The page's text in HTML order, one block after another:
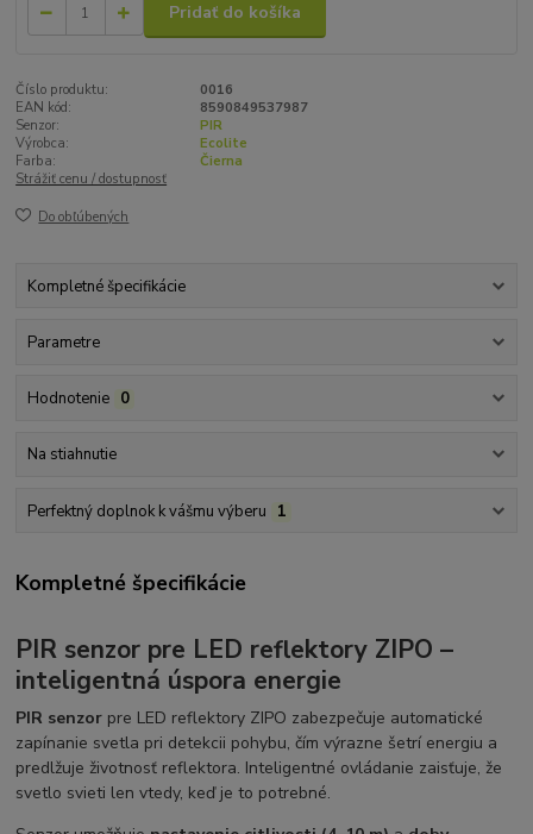
Pridať do košíka
Číslo produktu:
0016
EAN kód:
8590849537987
Senzor:
PIR
Výrobca:
Ecolite
Farba:
Čierna
Strážiť cenu / dostupnosť
Do obľúbených
Kompletné špecifikácie
Parametre
Hodnotenie 0
Na stiahnutie
Perfektný doplnok k vášmu výberu 1
Kompletné špecifikácie
PIR senzor pre LED reflektory ZIPO –
inteligentná úspora energie
PIR senzor pre LED reflektory ZIPO zabezpečuje automatické
zapínanie svetla pri detekcii pohybu, čím výrazne šetrí energiu a
predlžuje životnosť reflektora. Inteligentné ovládanie zaisťuje, že
svetlo svieti len vtedy, keď je to potrebné.